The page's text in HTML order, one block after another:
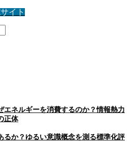
イト
エネルギーを消費するのか？情報熱力
正体
るか？ゆるい意識概念を測る標準化評